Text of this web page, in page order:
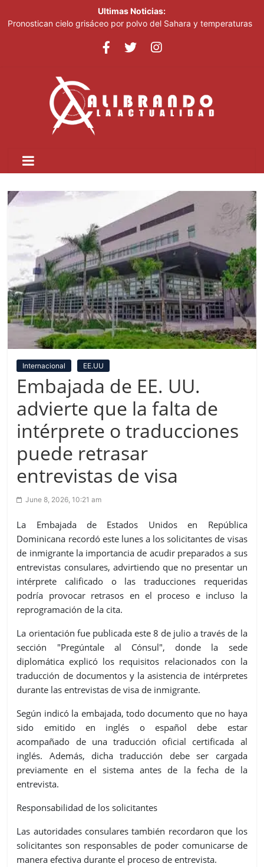
Ultimas Noticias:
Pronostican cielo grisáceo por polvo del Sahara y temperaturas
Irán dice que no negociará con EE.UU. mientras siga
acepte "todas" sus condiciones
Casi 100 jóvenes dominicanos dan nueva vida a "High School
El papa urge a Ucrania y Rusia a que detengan los ataques a
objetivos civiles
Internacional EE.UU
Embajada de EE. UU.
advierte que la falta de
intérprete o traducciones
puede retrasar
entrevistas de visa
June 8, 2026, 10:21 am
La Embajada de Estados Unidos en República
Dominicana recordó este lunes a los solicitantes de visas
de inmigrante la importancia de acudir preparados a sus
entrevistas consulares, advirtiendo que no presentar un
intérprete calificado o las traducciones requeridas
podría provocar retrasos en el proceso e incluso la
reprogramación de la cita.
La orientación fue publicada este 8 de julio a través de la
sección "Pregúntale al Cónsul", donde la sede
diplomática explicó los requisitos relacionados con la
traducción de documentos y la asistencia de intérpretes
durante las entrevistas de visa de inmigrante.
Según indicó la embajada, todo documento que no haya
sido emitido en inglés o español debe estar
acompañado de una traducción oficial certificada al
inglés. Además, dicha traducción debe ser cargada
previamente en el sistema antes de la fecha de la
entrevista.
Responsabilidad de los solicitantes
Las autoridades consulares también recordaron que los
solicitantes son responsables de poder comunicarse de
manera efectiva durante el proceso de entrevista.